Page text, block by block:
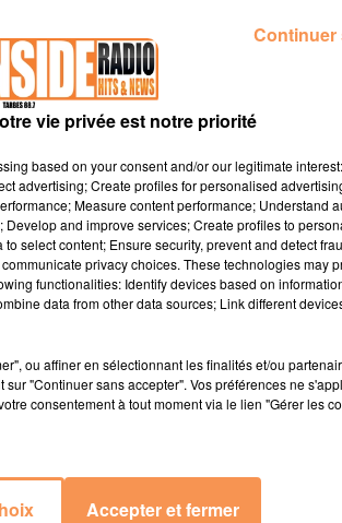
Junquéwww.ville-jurancon.fr
Robert Hosseinwww.lourdes.fr
vie privée est notre priorité
based on your consent and/or our legitimate
advertising; Create profiles for personalised
Measure content performance; Understand
and improve services; Create profiles to
select content; Ensure security, prevent and detect
privacy choices. These technologies may
functionalities: Identify devices based on
data from other data sources; Link different
ou affiner en sélectionnant les finalités et/ou
"Continuer sans accepter". Vos préférences ne
consentement à tout moment via le lien "Gérer les
Accepter et fermer
Continuer